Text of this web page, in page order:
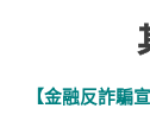
【金融反詐騙宣